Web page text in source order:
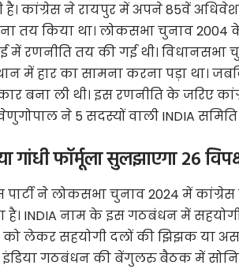
है। कांग्रेस ने रायपुर में अपने 85वें
तय किया था। लोकसभा चुनाव 2004
में रणनीति तय की गई थी। विधानसभा
में हार का सामना करना पड़ा था।
बना ली थी। इस रणनीति के जरिए
ने 5 सदस्यों वाली INDIA
गांधी फॉर्मूला सुलझाएगा 26
पार्टी ने लोकसभा चुनाव 2024 में
है। INDIA नाम के इस गठबंधन में
लेकर सहयोगी दलों की झिझक या
इंडिया गठबंधन की बेंगुलरु बैठक में